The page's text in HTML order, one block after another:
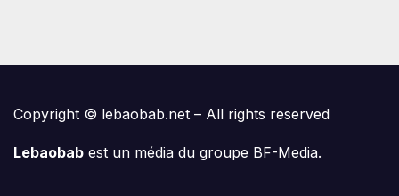
Copyright © lebaobab.net – All rights reserved
Lebaobab est un média du groupe BF-Media.